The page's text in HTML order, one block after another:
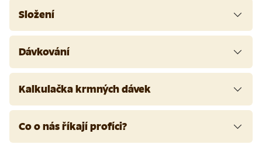
Složení
Dávkování
Kalkulačka krmných dávek
Co o nás říkají profíci?